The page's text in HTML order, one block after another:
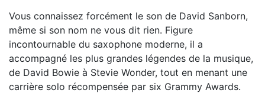
Vous connaissez forcément le son de David Sanborn,
même si son nom ne vous dit rien. Figure
incontournable du saxophone moderne, il a
accompagné les plus grandes légendes de la musique,
de David Bowie à Stevie Wonder, tout en menant une
carrière solo récompensée par six Grammy Awards.